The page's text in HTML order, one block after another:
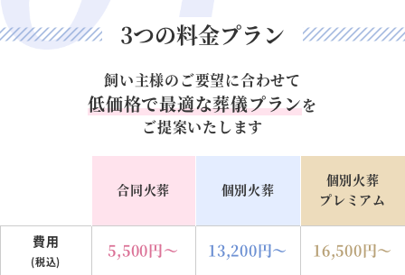
3つの料金プラン
飼い主様のご要望に合わせて
低価格で最適な葬儀プランを
ご提案いたします
合同火葬 個別火葬
個別火葬
プレミアム
費用
(税込)
5,500円～ 13,200円～ 16,500円～